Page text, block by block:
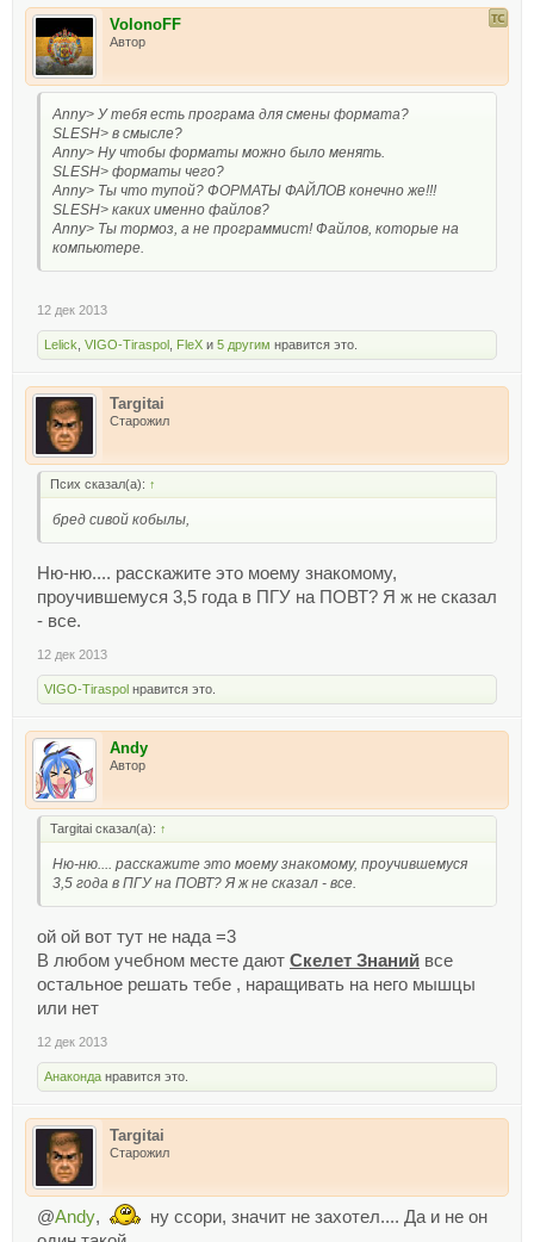
VolonoFF
Автор
Anny> У тебя есть програма для смены формата?
SLESH> в смысле?
Anny> Ну чтобы форматы можно было менять.
SLESH> форматы чего?
Anny> Ты что тупой? ФОРМАТЫ ФАЙЛОВ конечно же!!!
SLESH> каких именно файлов?
Anny> Ты тормоз, а не программист! Файлов, которые на
компьютере.
12 дек 2013
Lelick VIGO-Tiraspol FleX и 5 другим нравится это.
Targitai
Старожил
Псих сказал(а): ↑
бред сивой кобылы,
Ню-ню.... расскажите это моему знакомому,
проучившемуся 3,5 года в ПГУ на ПОВТ? Я ж не сказал
- все.
12 дек 2013
VIGO-Tiraspol нравится это.
Andy
Автор
Targitai сказал(а): ↑
Ню-ню.... расскажите это моему знакомому, проучившемуся
3,5 года в ПГУ на ПОВТ? Я ж не сказал - все.
ой ой вот тут не нада =3
В любом учебном месте дают Скелет Знаний все
остальное решать тебе , наращивать на него мышцы
или нет
12 дек 2013
Анаконда нравится это.
Targitai
Старожил
@Andy,
ну ссори, значит не захотел.... Да и не он